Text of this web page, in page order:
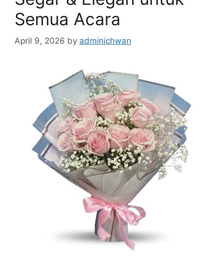
Semua Acara
April 9, 2026 by adminichwan